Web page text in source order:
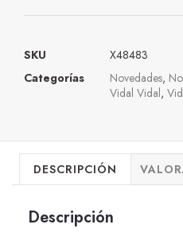
SKU
X48483
Categorías
Novedades,
Vidal Vidal,
DESCRIPCIÓN
Descripción